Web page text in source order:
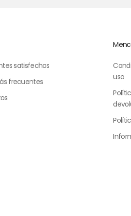
satisfechos
frecuentes
uso